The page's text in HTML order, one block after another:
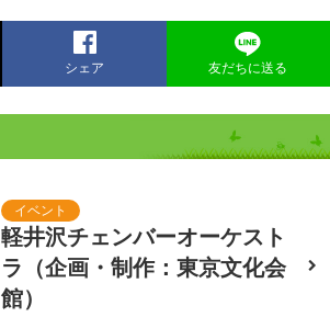
シェア 友だちに送る
軽井沢チェンバーオーケスト
ラ（企画・制作：東京文化会
館）